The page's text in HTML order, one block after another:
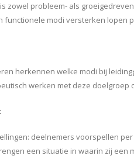
zowel probleem- als
functionele modi versterken lopen
herkennen welke modi bij
werken met deze
deelnemers voorspellen
een situatie in waarin zij een